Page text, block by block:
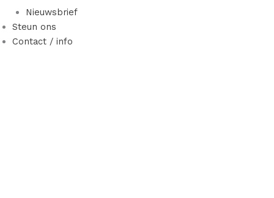
Nieuwsbrief
Steun ons
Contact / info